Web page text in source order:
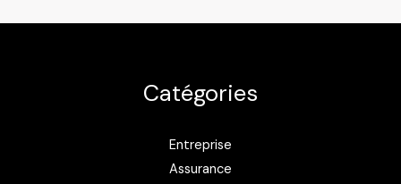
pour
Catégories
Entreprise
Assurance